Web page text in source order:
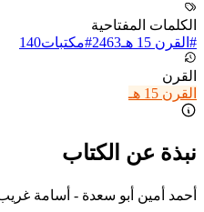
الكلمات المفتاحية
# القرن 15 هـ 2463
#مكتبات140
القرن
القرن 15 هـ
نبذة عن الكتاب
أحمد أمين أبو سعدة - أسامة